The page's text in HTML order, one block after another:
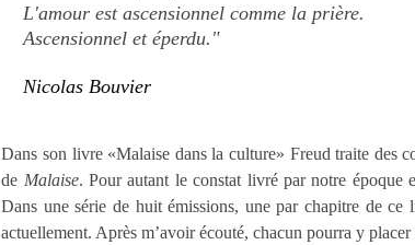
L'amour est ascensionnel comme la prière.
Ascensionnel et éperdu."
Nicolas Bouvier
Dans son livre «Malaise dans la culture» Freud traite des
de Malaise. Pour autant le constat livré par notre époque
Dans une série de huit émissions, une par chapitre de
actuellement. Après m’avoir écouté, chacun pourra y placer